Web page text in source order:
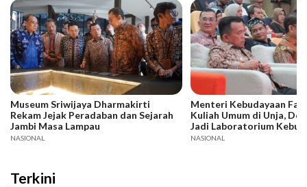
Museum Sriwijaya Dharmakirti
Rekam Jejak Peradaban dan Sejarah
Jambi Masa Lampau
NASIONAL
Menteri Kebudayaan
Kuliah Umum di Unja,
Jadi Laboratorium
NASIONAL
Terkini